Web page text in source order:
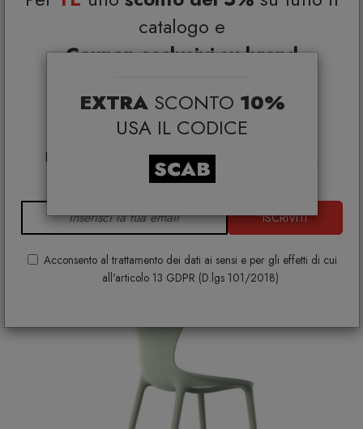
catalogo e
Coupon esclusivi su brand
*Coupon non cumulabile con altre promo e non
applicabile su:
Smeg, Bontempi Casa, Samsonite, BBB Italia,
Franke, Gufram, Memphis, Plust, Samsung, Faber,
Dunavox, Zafferano, VG, Slide
ISCRIVITI
Acconsento al trattamento dei dati ai sensi e per gli effetti di cui
all'articolo 13 GDPR (D.lgs 101/2018)
EXTRA SCONTO 10%
USA IL CODICE
SCAB
+ VARIANTI DISPONIBILI